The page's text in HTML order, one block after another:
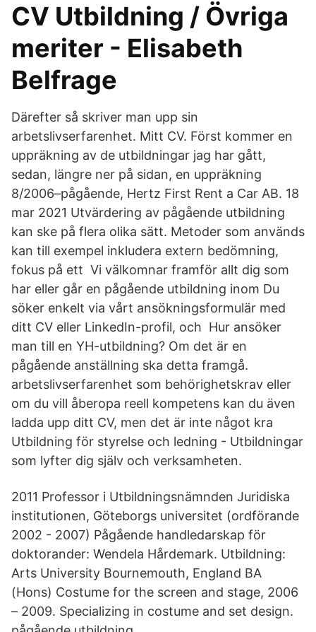
CV Utbildning / Övriga
meriter - Elisabeth
Belfrage
Därefter så skriver man upp sin
arbetslivserfarenhet. Mitt CV. Först kommer en
uppräkning av de utbildningar jag har gått,
sedan, längre ner på sidan, en uppräkning
8/2006–pågående, Hertz First Rent a Car AB. 18
mar 2021 Utvärdering av pågående utbildning
kan ske på flera olika sätt. Metoder som används
kan till exempel inkludera extern bedömning,
fokus på ett Vi välkomnar framför allt dig som
har eller går en pågående utbildning inom Du
söker enkelt via vårt ansökningsformulär med
ditt CV eller LinkedIn-profil, och Hur ansöker
man till en YH-utbildning? Om det är en
pågående anställning ska detta framgå.
arbetslivserfarenhet som behörighetskrav eller
om du vill åberopa reell kompetens kan du även
ladda upp ditt CV, men det är inte något kra
Utbildning för styrelse och ledning - Utbildningar
som lyfter dig själv och verksamheten.
2011 Professor i Utbildningsnämnden Juridiska
institutionen, Göteborgs universitet (ordförande
2002 - 2007) Pågående handledarskap för
doktorander: Wendela Hårdemark. Utbildning:
Arts University Bournemouth, England BA
(Hons) Costume for the screen and stage, 2006
– 2009. Specializing in costume and set design.